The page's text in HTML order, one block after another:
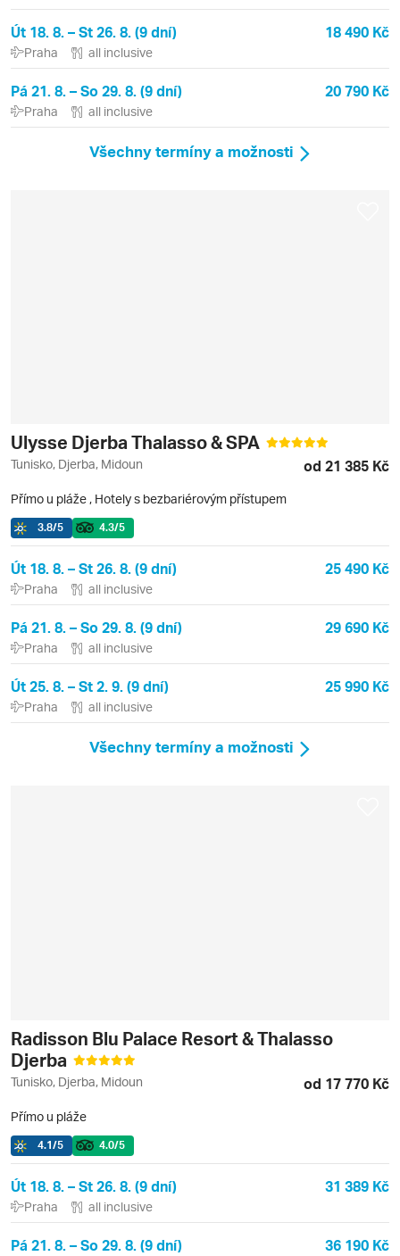
Út 18. 8. – St 26. 8. (9 dní) 18 490 Kč
Praha all inclusive
Pá 21. 8. – So 29. 8. (9 dní) 20 790 Kč
Praha all inclusive
Všechny termíny a možnosti
Ulysse Djerba Thalasso & SPA
Tunisko, Djerba, Midoun od 21 385 Kč
Přímo u pláže , Hotely s bezbariérovým přístupem
3.8/5 4.3/5
Út 18. 8. – St 26. 8. (9 dní) 25 490 Kč
Praha all inclusive
Pá 21. 8. – So 29. 8. (9 dní) 29 690 Kč
Praha all inclusive
Út 25. 8. – St 2. 9. (9 dní) 25 990 Kč
Praha all inclusive
Všechny termíny a možnosti
Radisson Blu Palace Resort & Thalasso
Djerba
Tunisko, Djerba, Midoun od 17 770 Kč
Přímo u pláže
4.1/5 4.0/5
Út 18. 8. – St 26. 8. (9 dní) 31 389 Kč
Praha all inclusive
Pá 21. 8. – So 29. 8. (9 dní) 36 190 Kč